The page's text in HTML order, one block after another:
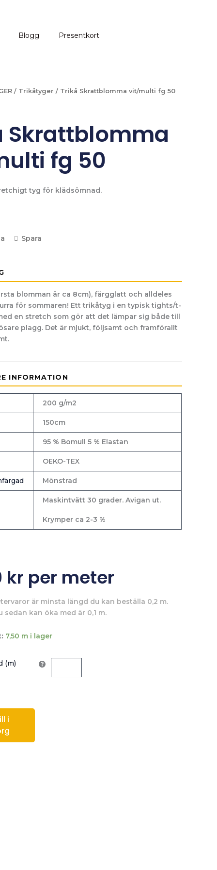
Blogg Presentkort
/ Trikåtyger / Trikå Skrattblomma vit/multi fg 50
Skrattblomma
fg 50
tyg för klädsömnad.
Spara
blomman är ca 8cm), färgglatt och alldeles
för sommaren! Ett trikåtyg i en typisk tights/t-
en stretch som gör att det lämpar sig både till
plagg. Det är mjukt, följsamt och framförallt
INFORMATION
200 g/m2
150cm
95 % Bomull 5 % Elastan
OEKO-TEX
Mönstrad
Maskintvätt 30 grader. Avigan ut.
Krymper ca 2-3 %
kr per meter
är minsta längd du kan beställa 0,2 m.
sedan kan öka med är 0,1 m.
7,50 m i lager
(m)
i